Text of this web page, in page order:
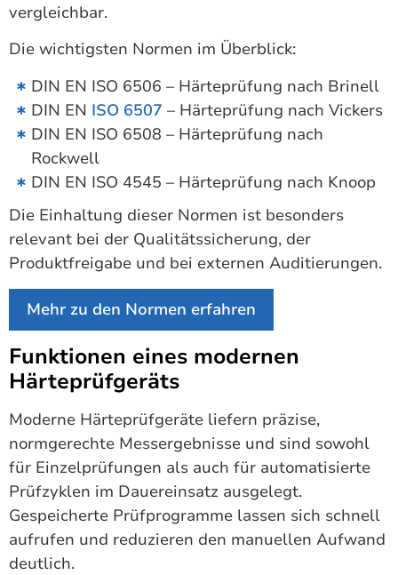
vergleichbar.
Die wichtigsten Normen im Überblick:
DIN EN ISO 6506 – Härteprüfung nach Brinell
DIN EN ISO 6507 – Härteprüfung nach Vickers
DIN EN ISO 6508 – Härteprüfung nach
Rockwell
DIN EN ISO 4545 – Härteprüfung nach Knoop
Die Einhaltung dieser Normen ist besonders
relevant bei der Qualitätssicherung, der
Produktfreigabe und bei externen Auditierungen.
Mehr zu den Normen erfahren
Funktionen eines modernen
Härteprüfgeräts
Moderne Härteprüfgeräte liefern präzise,
normgerechte Messergebnisse und sind sowohl
für Einzelprüfungen als auch für automatisierte
Prüfzyklen im Dauereinsatz ausgelegt.
Gespeicherte Prüfprogramme lassen sich schnell
aufrufen und reduzieren den manuellen Aufwand
deutlich.